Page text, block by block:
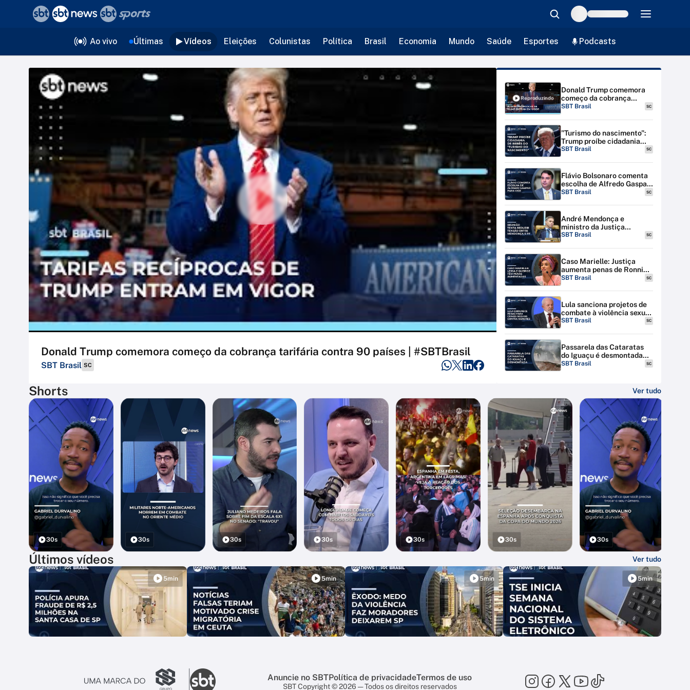
Ao vivo Últimas Vídeos Eleições Colunistas Política Brasil Economia Mundo Saúde Esportes Podcasts
Donald Trump comemora começo da cobrança tarifária contra 90 países | #SBTBrasil
SBT Brasil SC
Reproduzindo
Donald Trump comemora
começo da cobrança
tarifária contra 90 países |
SBT Brasil SC
"Turismo do nascimento":
Trump proíbe cidadania
para bebês de estrangeiras
SBT Brasil SC
Flávio Bolsonaro comenta
escolha de Alfredo Gaspar
para vice-presidente
SBT Brasil SC
André Mendonça e
ministro da Justiça
discutem tensão entre STF
SBT Brasil SC
Caso Marielle: Justiça
aumenta penas de Ronnie
Lessa e Élcio Queiroz
SBT Brasil SC
Lula sanciona projetos de
combate à violência sexual
contra menores na
SBT Brasil SC
Passarela das Cataratas
do Iguaçu é desmontada
por riscos de inundação
SBT Brasil SC
Shorts Ver tudo
30s 30s 30s 30s 30s 30s 30s
Últimos vídeos Ver tudo
5min 5min 5min 5min
Anuncie no SBTPolítica de privacidadeTermos de uso
SBT Copyright © 2026 — Todos os direitos reservados
voltar
Editorias